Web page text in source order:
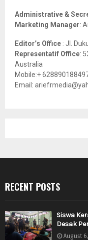
Administrative &
Marketing Manager:
Editor’s Office : Jl.
Representatif Office:
Australia
Mobile:+
Email:
RECENT POSTS
Siswa
Desak
August